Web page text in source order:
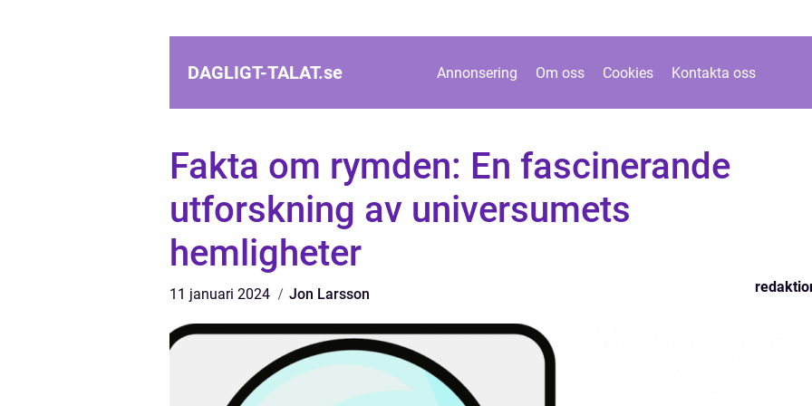
DAGLIGT-TALAT.se Annonsering Om oss Cookies Kontakta oss
Fakta om rymden: En fascinerande
utforskning av universumets
hemligheter
11 januari 2024 Jon Larsson